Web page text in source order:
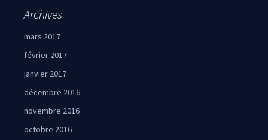
Archives
mars 2017
février 2017
janvier 2017
décembre 2016
novembre 2016
octobre 2016